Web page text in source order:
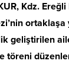
Kdz.
geliştirilen
töreni